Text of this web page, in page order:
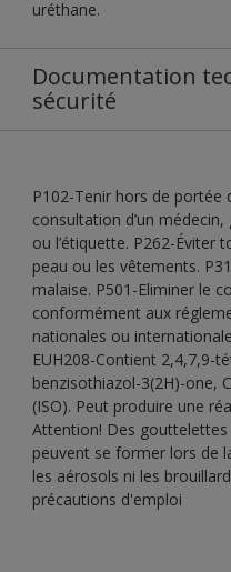
uréthane.
Documentation
sécurité
P102-Tenir hors de portée
consultation d’un
ou l’étiquette. P262-Éviter
peau ou les vêtements.
malaise. P501-Eliminer le
conformément aux
nationales ou
EUH208-Contient 2,4,7,9-
benzisothiazol-3(2H)-one,
(ISO). Peut produire une
Attention! Des gouttelettes
peuvent se former lors de
les aérosols ni les
précautions d'emploi